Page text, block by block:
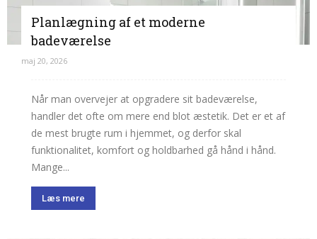
Planlægning af et moderne
badeværelse
maj 20, 2026
Når man overvejer at opgradere sit badeværelse,
handler det ofte om mere end blot æstetik. Det er et af
de mest brugte rum i hjemmet, og derfor skal
funktionalitet, komfort og holdbarhed gå hånd i hånd.
Mange...
Læs mere